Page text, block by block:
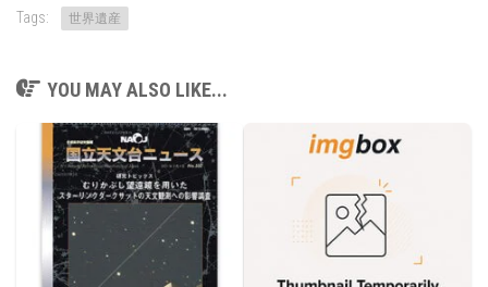
Tags: 世界遺産
YOU MAY ALSO LIKE...